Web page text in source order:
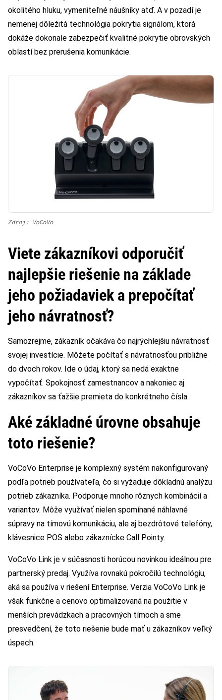
okolitého hluku, vymeniteľné náušníky atď. A v pozadí je
nemenej dôležitá technológia pokrytia signálom, ktorá
dokáže dokonale zabezpečiť kvalitné pokrytie obrovských
oblastí bez prerušenia komunikácie.
Zdroj: VoCoVo
Viete zákazníkovi odporučiť
najlepšie riešenie na základe
jeho požiadaviek a prepočítať
jeho návratnosť?
Samozrejme, zákazník očakáva čo najrýchlejšiu návratnosť
svojej investície. Môžete počítať s návratnosťou približne
do dvoch rokov. Ide o údaj, ktorý sa nedá exaktne
vypočítať. Spokojnosť zamestnancov a nakoniec aj
zákazníkov sa ťažšie premieta do konkrétneho čísla.
Aké základné úrovne obsahuje
toto riešenie?
VoCoVo Enterprise je komplexný systém nakonfigurovaný
podľa potrieb používateľa, čo si vyžaduje dôkladnú analýzu
potrieb zákazníka. Podporuje mnoho rôznych kombinácií a
variantov. Môže využívať nielen spomínané náhlavné
súpravy na tímovú komunikáciu, ale aj bezdrôtové telefóny,
klávesnice POS alebo zákaznícke Call Pointy.
VoCoVo Link je v súčasnosti horúcou novinkou ideálnou pre
partnerský predaj. Využíva rovnakú pokročilú technológiu,
aká sa používa v riešení Enterprise. Verzia VoCoVo Link je
však funkčne a cenovo optimalizovaná na použitie v
menších prevádzkach a pracovných tímoch a sme
presvedčení, že toto riešenie bude mať u zákazníkov veľký
úspech.